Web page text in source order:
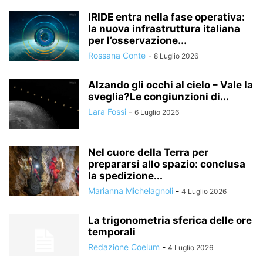
IRIDE entra nella fase operativa:
la nuova infrastruttura italiana
per l’osservazione...
Rossana Conte - 8 Luglio 2026
Alzando gli occhi al cielo – Vale la
sveglia?Le congiunzioni di...
Lara Fossi - 6 Luglio 2026
Nel cuore della Terra per
prepararsi allo spazio: conclusa
la spedizione...
Marianna Michelagnoli - 4 Luglio 2026
La trigonometria sferica delle ore
temporali
Redazione Coelum - 4 Luglio 2026